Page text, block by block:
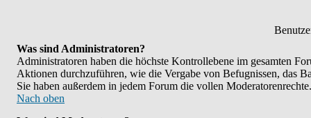
Was sind Administratoren?
Administratoren haben die höchste Kontrollebene im gesamten
Aktionen durchzuführen, wie die Vergabe von Befugnissen, das
Sie haben außerdem in jedem Forum die vollen Moderatorenrechte.
Nach oben